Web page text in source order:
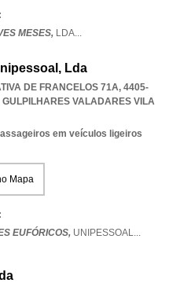
MESES, LDA...
Lda
DE FRANCELOS 71A, 4405-
VALADARES VILA
em veículos ligeiros
Mapa
EUFÓRICOS, UNIPESSOAL...